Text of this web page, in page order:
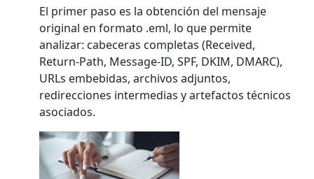
El primer paso es la obtención del mensaje
original en formato .eml, lo que permite
analizar: cabeceras completas (Received,
Return-Path, Message-ID, SPF, DKIM, DMARC),
URLs embebidas, archivos adjuntos,
redirecciones intermedias y artefactos técnicos
asociados.